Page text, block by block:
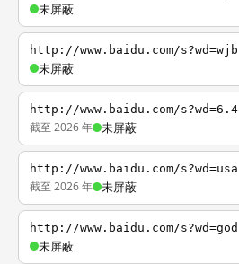
未屏蔽
http://www.baidu.com/s?wd=wjb
未屏蔽
http://www.baidu.com/s?wd=6.4
截至 2026 年 未屏蔽
http://www.baidu.com/s?wd=usa
截至 2026 年 未屏蔽
http://www.baidu.com/s?wd=god
未屏蔽